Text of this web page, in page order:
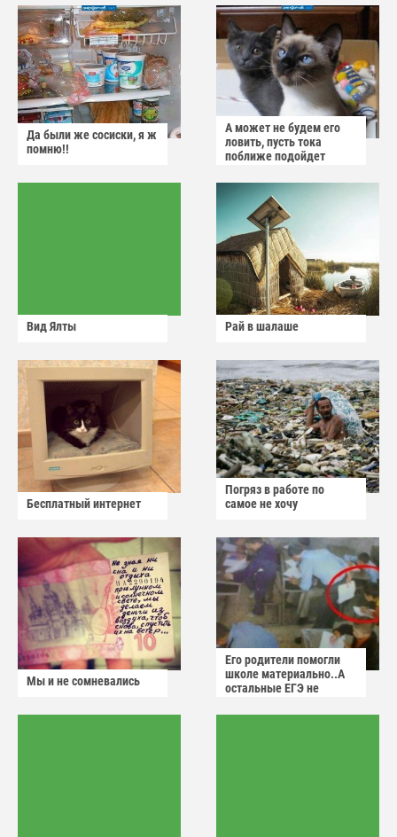
Да были же сосиски, я ж
помню!!
А может не будем его
ловить, пусть тока
поближе подойдет
Вид Ялты Рай в шалаше
Бесплатный интернет
Погряз в работе по
самое не хочу
Мы и не сомневались
Его родители помогли
школе материально..А
остальные ЕГЭ не